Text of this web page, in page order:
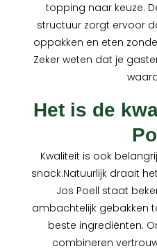
topping naar keuze.
structuur zorgt ervoor
oppakken en eten
Zeker weten dat je
Het is de
Kwaliteit is ook
snack.Natuurlijk draait
Jos Poell staat
ambachtelijk gebakken
beste ingrediënten.
combineren